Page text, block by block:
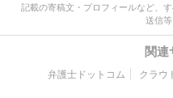
記載の寄稿文・プロフィールなど、
送信
関連
弁護士ドットコム クラウ